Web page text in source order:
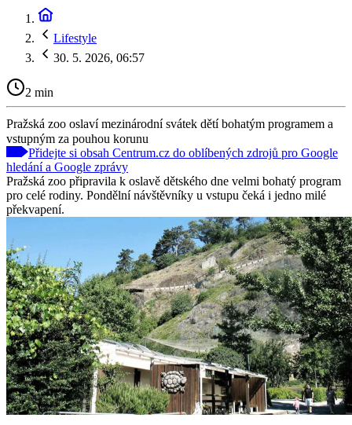
Lifestyle
30. 5. 2026, 06:57
2 min
Pražská zoo oslaví mezinárodní svátek dětí bohatým programem a
vstupným za pouhou korunu
Přidejte si obsah Centrum.cz do oblíbených zdrojů pro Google
hledání a Google zprávy
Pražská zoo připravila k oslavě dětského dne velmi bohatý program
pro celé rodiny. Pondělní návštěvníky u vstupu čeká i jedno milé
překvapení.